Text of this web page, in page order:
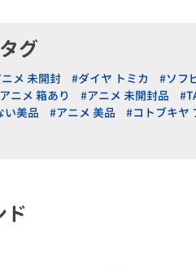
グ
メ 未開封 #ダイヤ トミカ #ソフ
ニメ 箱あり #アニメ 未開封品
い美品
#アニメ 美品 #コトブキヤ
ド